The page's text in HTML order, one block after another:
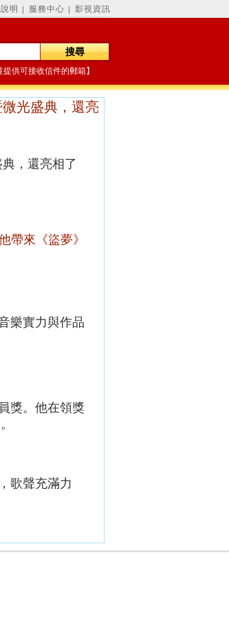
明 服務中心 影視資訊
供可接收信件的郵箱】
光盛典，還亮
典 ，還亮相了
帶來《盜夢》
樂實力與作品
獎。他在領獎
歌聲充滿力